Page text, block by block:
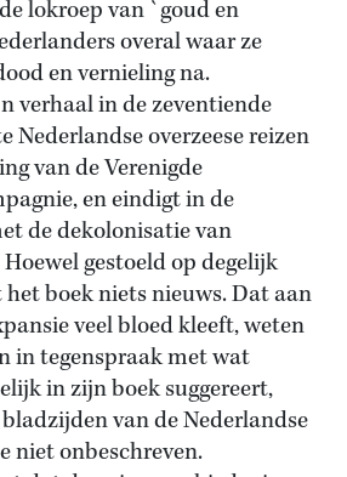
lokroep van `goud en
overal waar ze
en vernieling na.
verhaal in de zeventiende
Nederlandse overzeese reizen
van de Verenigde
en eindigt in de
de dekolonisatie van
gestoeld op degelijk
boek niets nieuws. Dat aan
veel bloed kleeft, weten
in tegenspraak met wat
in zijn boek suggereert,
van de Nederlandse
niet onbeschreven.